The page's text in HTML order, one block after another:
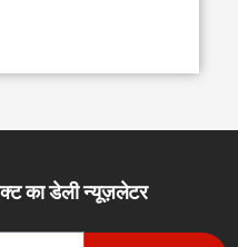
का डेली न्यूज़लेटर